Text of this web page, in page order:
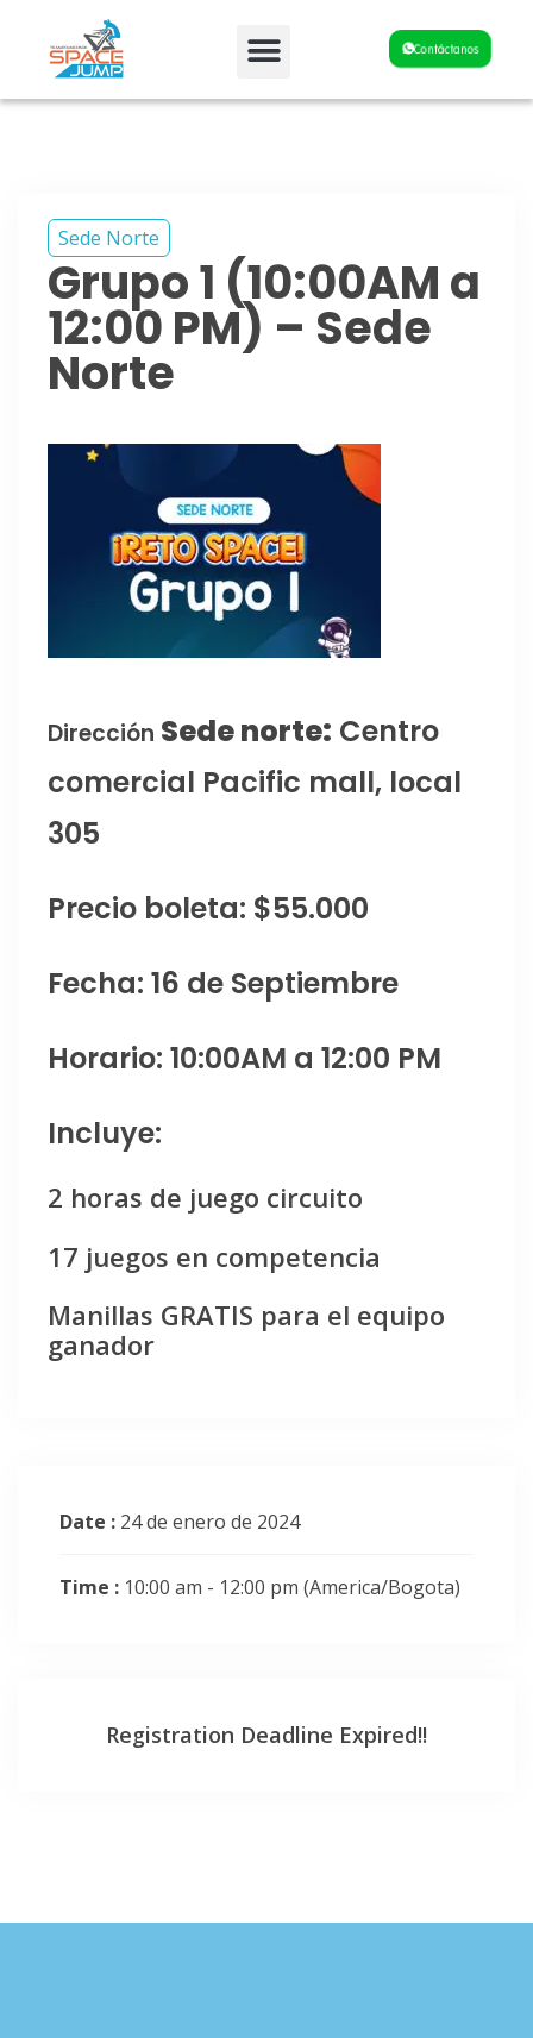
Contáctanos
Sede Norte
Grupo 1 (10:00AM a
12:00 PM) – Sede
Norte
Dirección Sede norte: Centro
comercial Pacific mall, local
305
Precio boleta: $55.000
Fecha: 16 de Septiembre
Horario: 10:00AM a 12:00 PM
Incluye:
2 horas de juego circuito
17 juegos en competencia
Manillas GRATIS para el equipo
ganador
Date : 24 de enero de 2024
Time : 10:00 am - 12:00 pm (America/Bogota)
Registration Deadline Expired!!